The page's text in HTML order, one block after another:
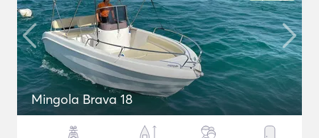
Mingola Brava 18